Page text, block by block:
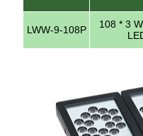
LWW-9-108P
108 * 3